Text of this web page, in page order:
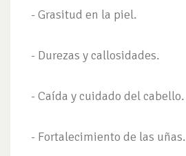
- Grasitud en la piel.
- Durezas y callosidades.
- Caída y cuidado del cabello.
- Fortalecimiento de las uñas.